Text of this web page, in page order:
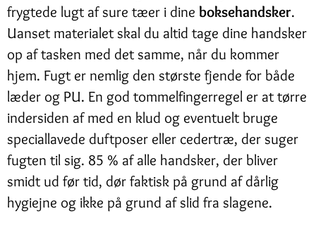
frygtede lugt af sure tæer i dine boksehandsker.
Uanset materialet skal du altid tage dine handsker
op af tasken med det samme, når du kommer
hjem. Fugt er nemlig den største fjende for både
læder og PU. En god tommelfingerregel er at tørre
indersiden af med en klud og eventuelt bruge
speciallavede duftposer eller cedertræ, der suger
fugten til sig. 85 % af alle handsker, der bliver
smidt ud før tid, dør faktisk på grund af dårlig
hygiejne og ikke på grund af slid fra slagene.